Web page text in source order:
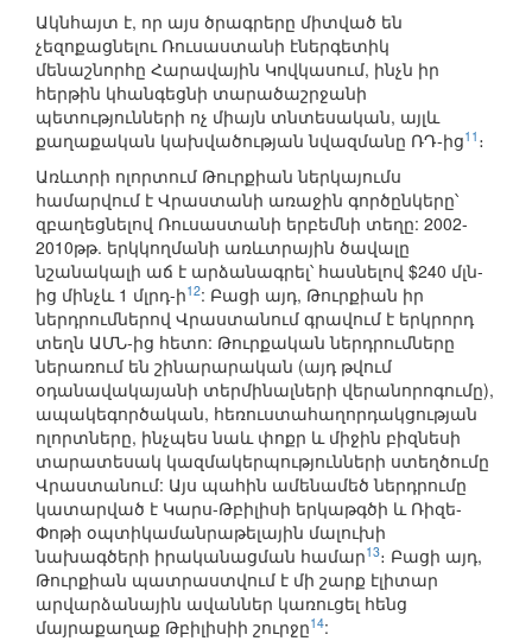
Ակնհայտ է, որ այս ծրագրերը միտված են
չեզոքացնելու Ռուսաստանի էներգետիկ
մենաշնորհը Հարավային Կովկասում, ինչն իր
հերթին կհանգեցնի տարածաշրջանի
պետությունների ոչ միայն տնտեսական, այլև
քաղաքական կախվածության նվազմանը ՌԴ-ից11 ։
Առևտրի ոլորտում Թուրքիան ներկայումս
համարվում է Վրաստանի առաջին գործընկերը՝
զբաղեցնելով Ռուսաստանի երբեմնի տեղը: 2002-
2010թթ. երկկողմանի առևտրային ծավալը
նշանակալի աճ է արձանագրել՝ հասնելով $240 մլն-
ից մինչև 1 մլրդ-ի12: Բացի այդ, Թուրքիան իր
ներդրումներով Վրաստանում գրավում է երկրորդ
տեղն ԱՄՆ-ից հետո: Թուրքական ներդրումները
ներառում են շինարարական (այդ թվում
օդանավակայանի տերմինալների վերանորոգումը),
ապակեգործական, հեռուստահաղորդակցության
ոլորտները, ինչպես նաև փոքր և միջին բիզնեսի
տարատեսակ կազմակերպությունների ստեղծումը
Վրաստանում: Այս պահին ամենամեծ ներդրումը
կատարված է Կարս-Թբիլիսի երկաթգծի և Ռիզե-
Փոթի օպտիկամանրաթելային մալուխի
նախագծերի իրականացման համար13։ Բացի այդ,
Թուրքիան պատրաստվում է մի շարք էլիտար
արվարձանային ավաններ կառուցել հենց
մայրաքաղաք Թբիլիսիի շուրջը14: